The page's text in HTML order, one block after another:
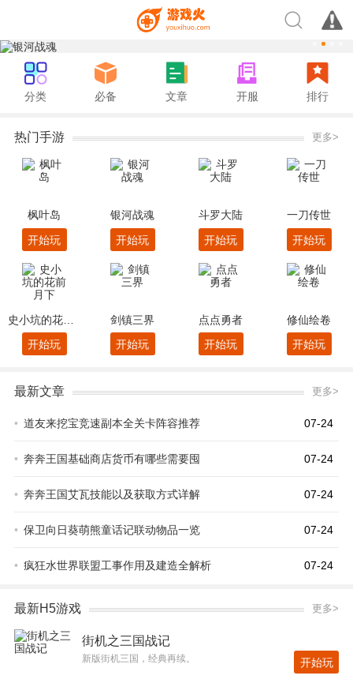
分类 必备 文章 开服 排行
热门手游 更多>
枫叶岛
开始玩
银河战魂
开始玩
斗罗大陆
开始玩
一刀传世
开始玩
开始玩
剑镇三界
开始玩
点点勇者
开始玩
修仙绘卷
开始玩
最新文章 更多>
• 道友来挖宝竞速副本全关卡阵容推荐 07-24
• 奔奔王国基础商店货币有哪些需要囤 07-24
• 奔奔王国艾瓦技能以及获取方式详解 07-24
• 保卫向日葵萌熊童话记联动物品一览 07-24
• 疯狂水世界联盟工事作用及建造全解析 07-24
最新H5游戏 更多>
街机之三国战记
新版街机三国，经典再续。 开始玩